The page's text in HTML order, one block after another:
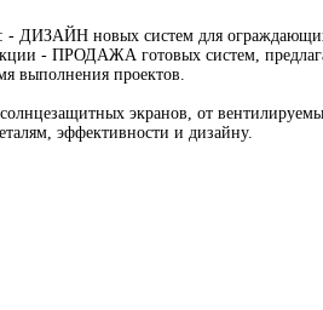
- ДИЗАЙН новых систем для
- ПРОДАЖА готовых систем,
проектов.
экранов, от
эффективности и дизайну.